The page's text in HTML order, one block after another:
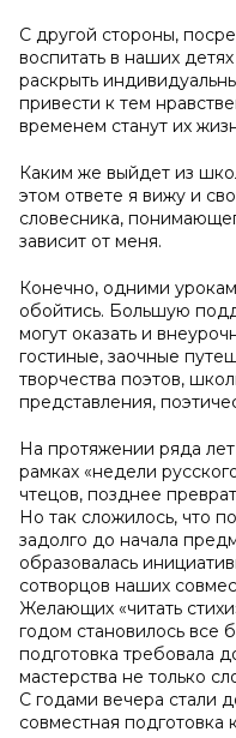
С другой стороны,
воспитать в наших
раскрыть
привести к тем
временем станут их
Каким же выйдет из
этом ответе я вижу и
словесника,
зависит от меня.
Конечно, одними
обойтись. Большую
могут оказать и
гостиные, заочные
творчества поэтов,
представления,
На протяжении ряда
рамках «недели
чтецов, позднее
Но так сложилось, что
задолго до начала
образовалась
сотворцов наших
Желающих «читать
годом становилось все
подготовка требовала
мастерства не только
С годами вечера стали
совместная